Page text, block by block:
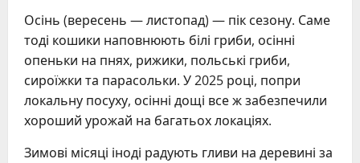
Осінь (вересень — листопад) — пік сезону. Саме
тоді кошики наповнюють білі гриби, осінні
опеньки на пнях, рижики, польські гриби,
сироїжки та парасольки. У 2025 році, попри
локальну посуху, осінні дощі все ж забезпечили
хороший урожай на багатьох локаціях.
Зимові місяці іноді радують гливи на деревині за